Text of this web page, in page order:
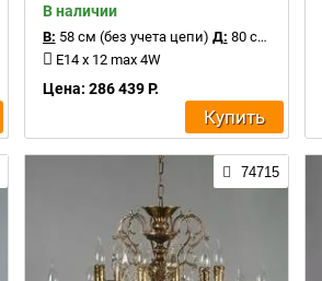
В наличии
В: 58 см (без учета цепи) Д: 80 см
E14 x 12 max 4W
Цена: 286 439 Р.
Купить
74715